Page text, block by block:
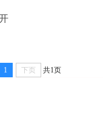
1 下页 共1页